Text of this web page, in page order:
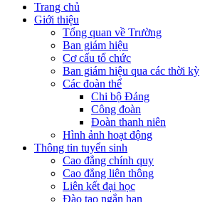
Trang chủ
Giới thiệu
Tổng quan về Trường
Ban giám hiệu
Cơ cấu tổ chức
Ban giám hiệu qua các thời kỳ
Các đoàn thể
Chi bộ Đảng
Công đoàn
Đoàn thanh niên
Hình ảnh hoạt động
Thông tin tuyển sinh
Cao đẳng chính quy
Cao đẳng liên thông
Liên kết đại học
Đào tạo ngắn hạn